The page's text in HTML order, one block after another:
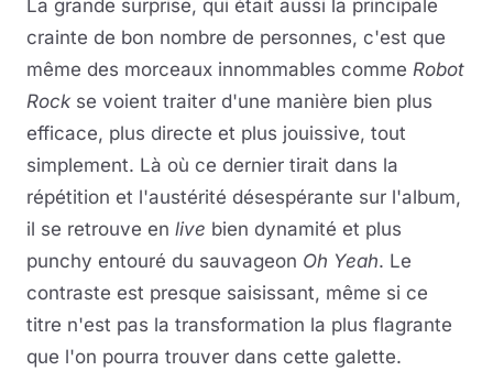
La grande surprise, qui était aussi la principale
crainte de bon nombre de personnes, c'est que
même des morceaux innommables comme Robot
Rock se voient traiter d'une manière bien plus
efficace, plus directe et plus jouissive, tout
simplement. Là où ce dernier tirait dans la
répétition et l'austérité désespérante sur l'album,
il se retrouve en live bien dynamité et plus
punchy entouré du sauvageon Oh Yeah. Le
contraste est presque saisissant, même si ce
titre n'est pas la transformation la plus flagrante
que l'on pourra trouver dans cette galette.